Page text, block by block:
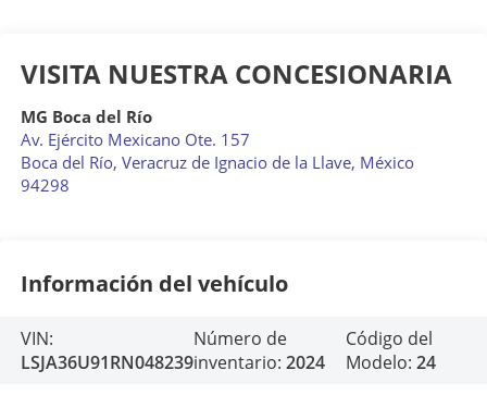
VISITA NUESTRA CONCESIONARIA
MG Boca del Río
Av. Ejército Mexicano Ote. 157
Boca del Río, Veracruz de Ignacio de la Llave, México
94298
Información del vehículo
VIN:
LSJA36U91RN048239
Número de
inventario: 2024
Código del
Modelo:24